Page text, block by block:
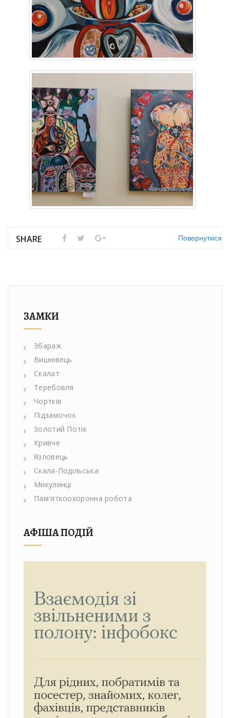
SHARE Повернутися
ЗАМКИ
Збараж
Вишнівець
Скалат
Теребовля
Чортків
Підзамочок
Золотий Потік
Кривче
Язловець
Скала-Подільська
Микулинці
Пам'яткоохоронна робота
АФІША ПОДІЙ